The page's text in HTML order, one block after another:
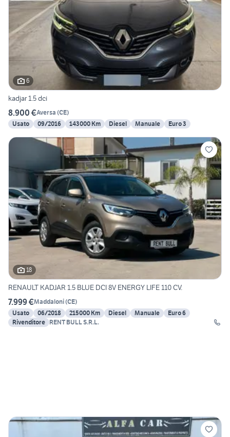
6
kadjar 1.5 dci
8.900 €Aversa (CE)
Usato
09/2016 143000 Km Diesel Manuale Euro 3
18
RENAULT KADJAR 1.5 BLUE DCI 8V ENERGY LIFE 110 CV.
7.999 €Maddaloni(CE)
Usato
06/2018 215000 Km Diesel Manuale
Euro 6
Rivenditore RENT BULL S.R.L.